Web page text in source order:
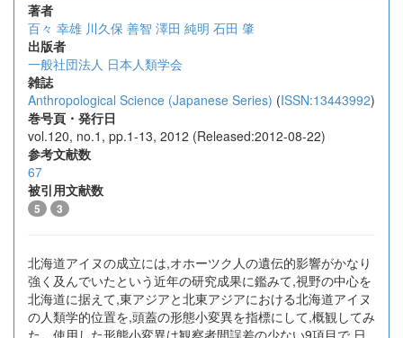
著者
百々 幸雄 川久保 善智 澤田 純明 石田 肇
出版者
一般社団法人 日本人類学会
雑誌
Anthropological Science (Japanese Series) (ISSN:13443992)
巻号頁・発行日
vol.120, no.1, pp.1-13, 2012 (Released:2012-08-22)
参考文献数
67
被引用文献数
5 3
北海道アイヌの成立には,オホーツク人の遺伝的影響がかなり
強く及んでいたという近年の研究成果に鑑みて,視野の中心を
北海道に据えて,東アジアと北東アジアにおける北海道アイヌ
の人類学的位置を,頭蓋の形態小変異を指標にして,概観してみ
た。使用した形態小変異は観察者間誤差の少ない9項目で,日